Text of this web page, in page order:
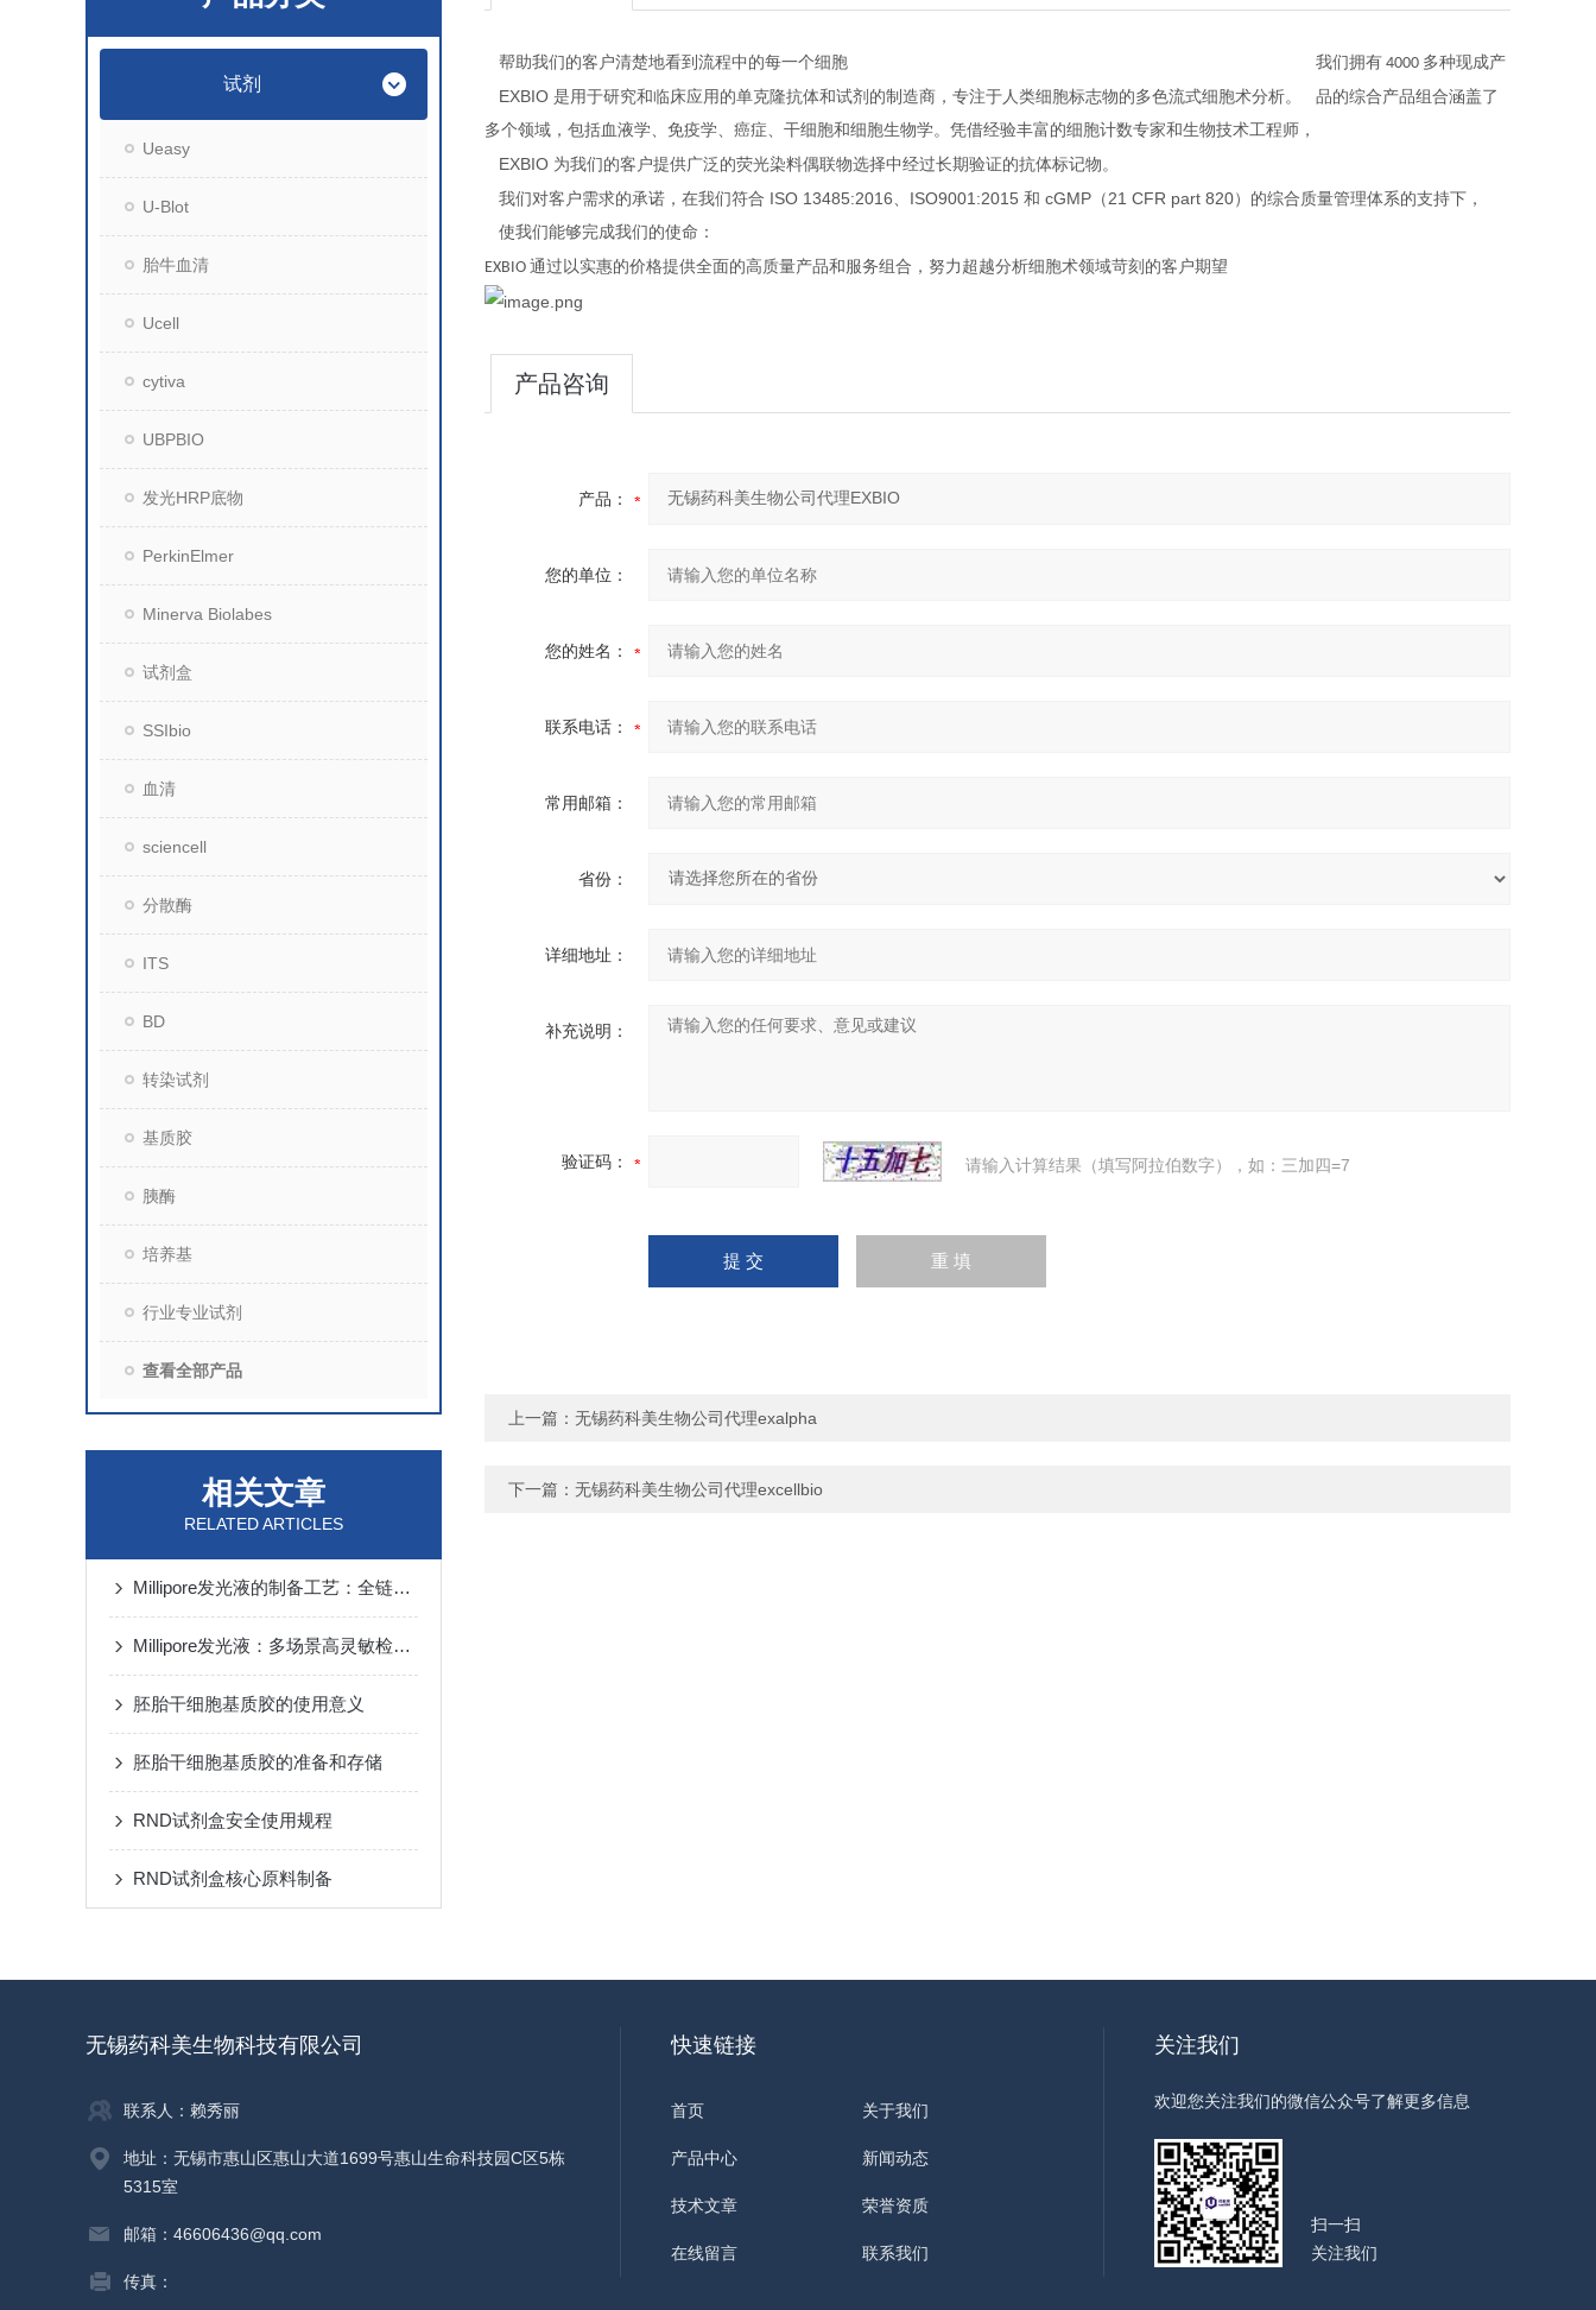
试剂
Ueasy
U-Blot
胎牛血清
Ucell
cytiva
UBPBIO
发光HRP底物
PerkinElmer
Minerva Biolabes
试剂盒
SSIbio
血清
sciencell
分散酶
ITS
BD
转染试剂
基质胶
胰酶
培养基
行业专业试剂
查看全部产品
相关文章
RELATED ARTICLES
Millipore发光液的制备工艺：全链路质控保障检测性能稳定
Millipore发光液：多场景高灵敏检测的核心试剂支撑
胚胎干细胞基质胶的使用意义
胚胎干细胞基质胶的准备和存储
RND试剂盒安全使用规程
RND试剂盒核心原料制备
帮助我们的客户清楚地看到流程中的每一个细胞
EXBIO 是用于研究和临床应用的单克隆抗体和试剂的制造商，专注于人类细胞标志物的多色流式细胞术分析。
我们拥有 4000 多种现成产
品的综合产品组合涵盖了
多个领域，包括血液学、免疫学、癌症、干细胞和细胞生物学。凭借经验丰富的细胞计数专家和生物技术工程师，
EXBIO 为我们的客户提供广泛的荧光染料偶联物选择中经过长期验证的抗体标记物。
我们对客户需求的承诺，在我们符合 ISO 13485:2016、 ISO9001:2015 和 cGMP （ 21 CFR part 820）的综合质量管理体系的支持下，
使我们能够完成我们的使命：
EXBIO 通过以实惠的价格提供全面的高质量产品和服务组合，努力超越分析细胞术领域苛刻 的客户期望
产品咨询
产品：
您的单位：
您的姓名：
联系电话：
常用邮箱：
省份：
详细地址：
补充说明：
验证码： 请输入计算结果（填写阿拉伯数字），如：三加四=7
上一篇： 无锡药科美生物公司代理exalpha
下一篇： 无锡药科美生物公司代理excellbio
无锡药科美生物科技有限公司
联系人：赖秀丽
地址：无锡市惠山区惠山大道1699号惠山生命科技园C区5栋
5315室
邮箱：46606436@qq.com
传真：
快速链接
首页 关于我们
产品中心 新闻动态
技术文章 荣誉资质
在线留言 联系我们
关注我们
欢迎您关注我们的微信公众号了解更多信息
扫一扫
关注我们